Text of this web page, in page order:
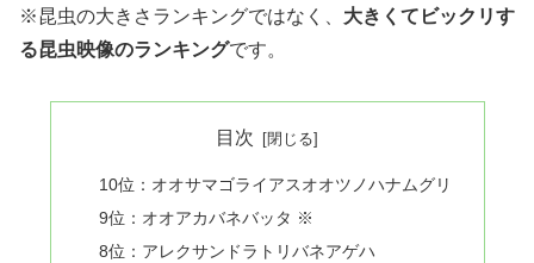
※昆虫の大きさランキングではなく、 大きくてビックリす
る昆虫映像のランキングです。
目次
10位：オオサマゴライアスオオツノハナムグリ
9位：オオアカバネバッタ ※
8位：アレクサンドラトリバネアゲハ